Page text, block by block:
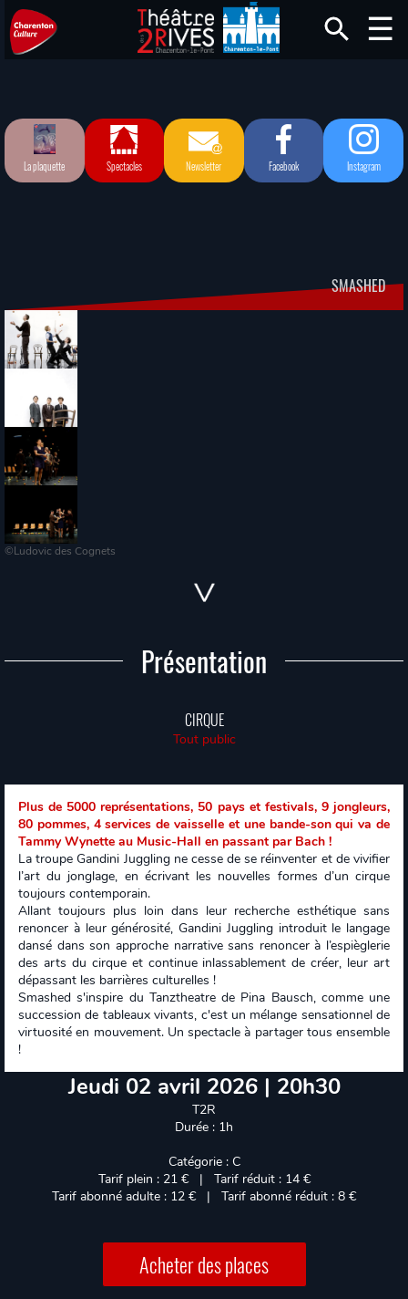
La plaquette Spectacles Newsletter Facebook Instagram
SMASHED
©Ludovic des Cognets
Présentation
CIRQUE
Tout public
Plus de 5000 représentations, 50 pays et festivals, 9 jongleurs,
80 pommes, 4 services de vaisselle et une bande-son qui va de
Tammy Wynette au Music-Hall en passant par Bach !
La troupe Gandini Juggling ne cesse de se réinventer et de vivifier
l’art du jonglage, en écrivant les nouvelles formes d’un cirque
toujours contemporain.
Allant toujours plus loin dans leur recherche esthétique sans
renoncer à leur générosité, Gandini Juggling introduit le langage
dansé dans son approche narrative sans renoncer à l’espièglerie
des arts du cirque et continue inlassablement de créer, leur art
dépassant les barrières culturelles !
Smashed s'inspire du Tanztheatre de Pina Bausch, comme une
succession de tableaux vivants, c'est un mélange sensationnel de
virtuosité en mouvement. Un spectacle à partager tous ensemble
!
Jeudi 02 avril 2026 | 20h30
T2R
Durée : 1h
Catégorie : C
Tarif plein : 21 € | Tarif réduit : 14 €
Tarif abonné adulte : 12 € | Tarif abonné réduit : 8 €
Acheter des places